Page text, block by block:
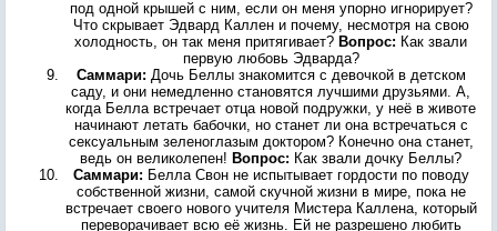
под одной крышей с ним, если он меня упорно игнорирует?
Что скрывает Эдвард Каллен и почему, несмотря на свою
холодность, он так меня притягивает? Вопрос: Как звали
первую любовь Эдварда?
Саммари: Дочь Беллы знакомится с девочкой в детском
саду, и они немедленно становятся лучшими друзьями. А,
когда Белла встречает отца новой подружки, у неё в животе
начинают летать бабочки, но станет ли она встречаться с
сексуальным зеленоглазым доктором? Конечно она станет,
ведь он великолепен! Вопрос: Как звали дочку Беллы?
Саммари: Белла Свон не испытывает гордости по поводу
собственной жизни, самой скучной жизни в мире, пока не
встречает своего нового учителя Мистера Каллена, который
переворачивает всю её жизнь. Ей не разрешено любить